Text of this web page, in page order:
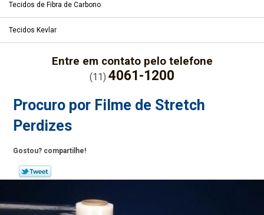
Tecidos de Fibra de Carbono
Tecidos Kevlar
Entre em contato pelo telefone
(11) 4061-1200
Procuro por Filme de Stretch
Perdizes
Gostou? compartilhe!